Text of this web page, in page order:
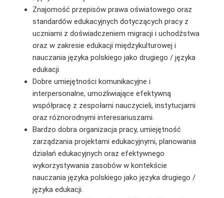
Znajomość przepisów prawa oświatowego oraz
standardów edukacyjnych dotyczących pracy z
uczniami z doświadczeniem migracji i uchodźstwa
oraz w zakresie edukacji międzykulturowej i
nauczania języka polskiego jako drugiego / języka
edukacji.
Dobre umiejętności komunikacyjne i
interpersonalne, umożliwiające efektywną
współpracę z zespołami nauczycieli, instytucjami
oraz różnorodnymi interesariuszami.
Bardzo dobra organizacja pracy, umiejętność
zarządzania projektami edukacyjnymi, planowania
działań edukacyjnych oraz efektywnego
wykorzystywania zasobów w kontekście
nauczania języka polskiego jako języka drugiego /
języka edukacji.